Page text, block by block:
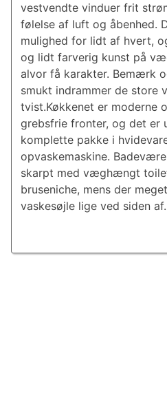
vestvendte vinduer frit
følelse af luft og åbenhed.
mulighed for lidt af hvert,
og lidt farverig kunst på
alvor få karakter. Bemærk
smukt indrammer de store
tvist.Køkkenet er moderne
grebsfrie fronter, og det er
komplette pakke i
opvaskemaskine.
skarpt med væghængt
bruseniche, mens der
vaskesøjle lige ved siden af.